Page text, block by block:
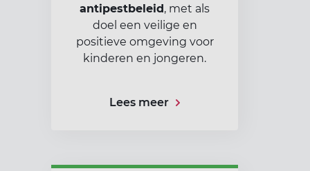
antipestbeleid, met als
doel een veilige en
positieve omgeving voor
kinderen en jongeren.
Lees meer